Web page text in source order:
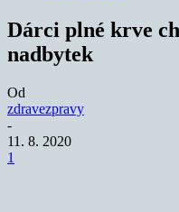
Dárci plné krve
nadbytek
Od
zdravezpravy
-
11. 8. 2020
1